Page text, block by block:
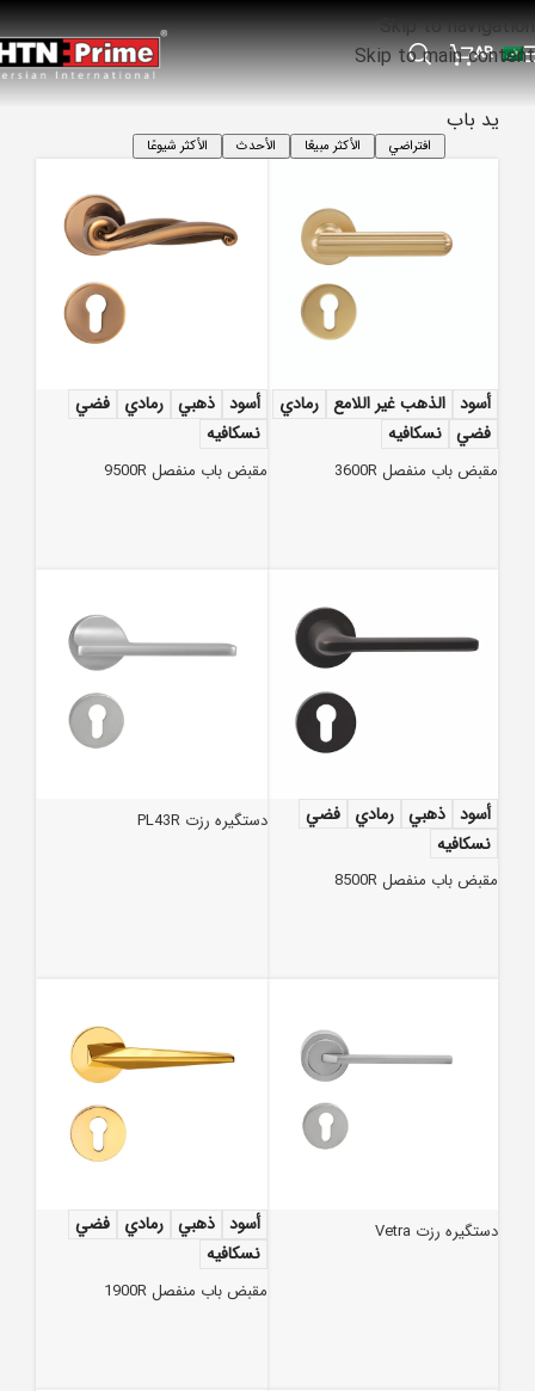
Skip to navigation
Skip to main content
AR
ید باب
افتراضي الأكثر مبيعًا الأحدث الأكثر شيوعًا
أسود الذهب غير اللامع رمادي
فضي نسكافيه
مقبض باب منفصل 3600R
أسود ذهبي رمادي
فضي
نسكافيه
مقبض باب منفصل 9500R
أسود ذهبي رمادي فضي
نسكافيه
مقبض باب منفصل 8500R
دستگیره رزت PL43R
دستگیره رزت Vetra أسود ذهبي رمادي
فضي
نسكافيه
مقبض باب منفصل 1900R